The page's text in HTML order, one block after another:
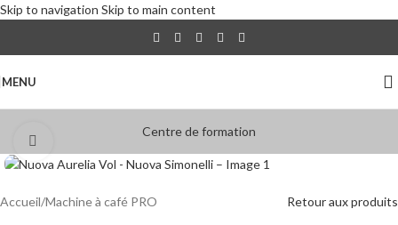
Skip to navigation Skip to main content
MENU
Centre de formation
Accueil/Machine à café PRO Retour aux produits